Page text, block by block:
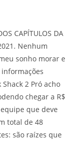
CAPÍTULOS DA
Nenhum
sonho morar e
2 Pró acho
chegar a R$
que deve
total de 48
são raízes que